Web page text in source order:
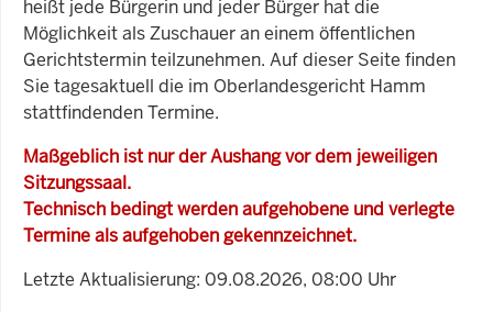
heißt jede Bürgerin und jeder Bürger hat die
Möglichkeit als Zuschauer an einem öffentlichen
Gerichtstermin teilzunehmen. Auf dieser Seite finden
Sie tagesaktuell die im Oberlandesgericht Hamm
stattfindenden Termine.
Maßgeblich ist nur der Aushang vor dem jeweiligen
Sitzungssaal.
Technisch bedingt werden aufgehobene und verlegte
Termine als aufgehoben gekennzeichnet.
Letzte Aktualisierung: 09.08.2026, 08:00 Uhr